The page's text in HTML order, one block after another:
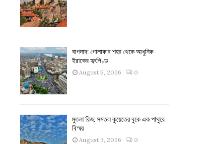
বাগদাদ: গোলাকার শহর থেকে আধুনিক
ইরাকের হৃৎপিণ্ড
August 5, 2026 0
মুতলা রিজ: সমতল কুয়েতের বুকে এক পাথুরে
বিস্ময়
August 3, 2026 0